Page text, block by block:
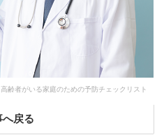
齢者がいる家庭のための予防チェックリスト
戻る